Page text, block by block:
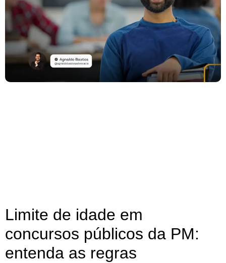
Limite de idade em
concursos públicos da PM:
entenda as regras